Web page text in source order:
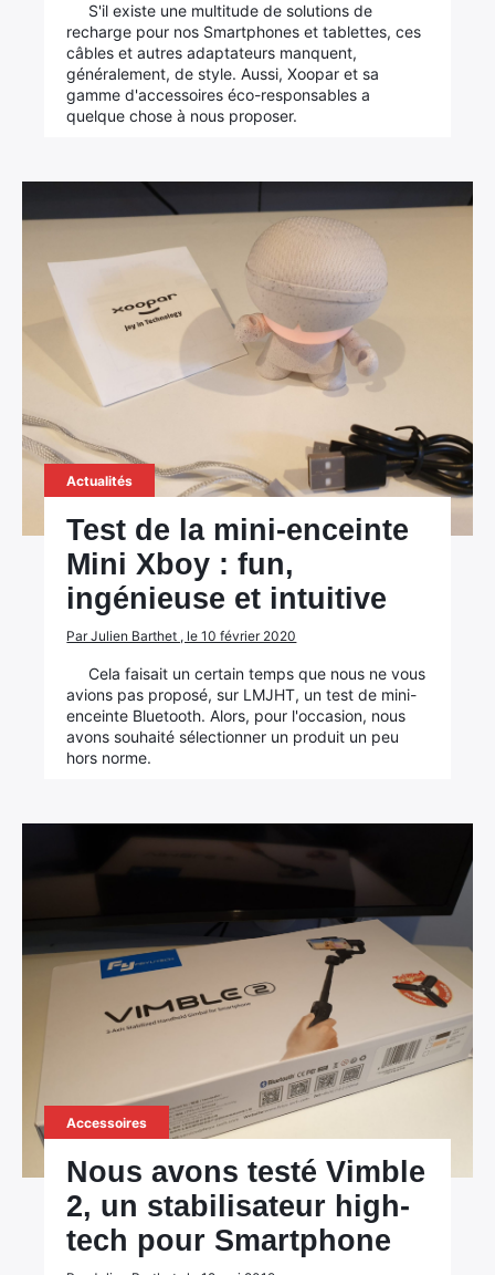
S'il existe une multitude de solutions de
recharge pour nos Smartphones et tablettes, ces
câbles et autres adaptateurs manquent,
généralement, de style. Aussi, Xoopar et sa
gamme d'accessoires éco-responsables a
quelque chose à nous proposer.
Actualités
Test de la mini-enceinte
Mini Xboy : fun,
ingénieuse et intuitive
Par Julien Barthet , le 10 février 2020
Cela faisait un certain temps que nous ne vous
avions pas proposé, sur LMJHT, un test de mini-
enceinte Bluetooth. Alors, pour l'occasion, nous
avons souhaité sélectionner un produit un peu
hors norme.
Accessoires
Nous avons testé Vimble
2, un stabilisateur high-
tech pour Smartphone